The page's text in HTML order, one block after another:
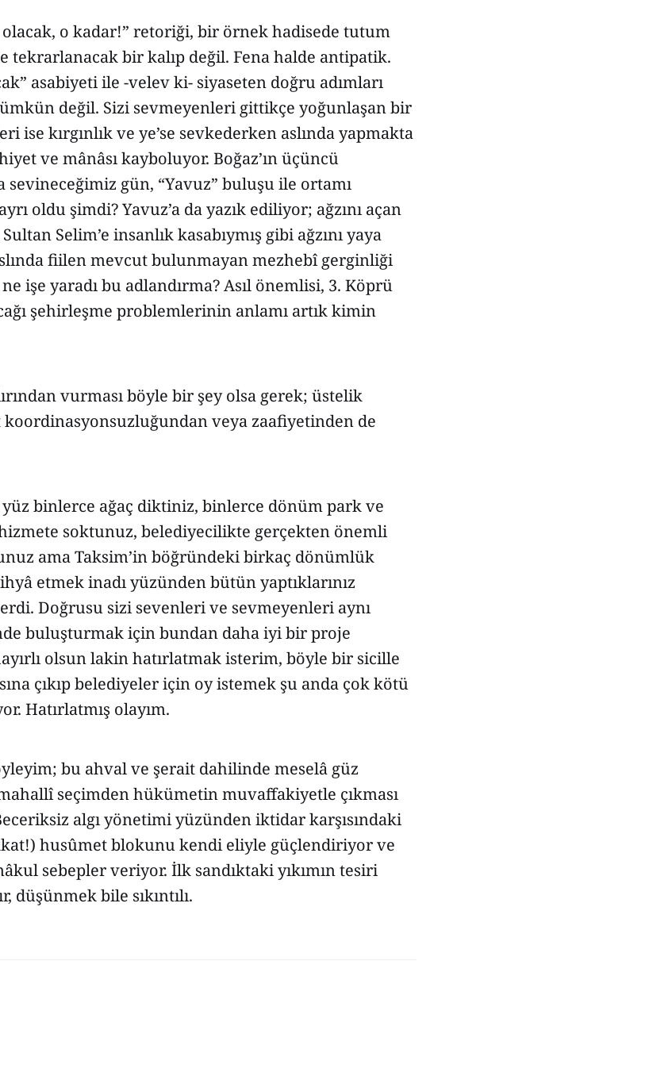
olacak, o kadar!” retoriği, bir örnek hadisede tutum
tekrarlanacak bir kalıp değil. Fena halde antipatik.
asabiyeti ile -velev ki- siyaseten doğru adımları
değil. Sizi sevmeyenleri gittikçe yoğunlaşan bir
ise kırgınlık ve ye’se sevkederken aslında yapmakta
ve mânâsı kayboluyor. Boğaz’ın üçüncü
sevineceğimiz gün, “Yavuz” buluşu ile ortamı
oldu şimdi? Yavuz’a da yazık ediliyor; ağzını açan
Selim’e insanlık kasabıymış gibi ağzını yaya
fiilen mevcut bulunmayan mezhebî gerginliği
işe yaradı bu adlandırma? Asıl önemlisi, 3. Köprü
şehirleşme problemlerinin anlamı artık kimin
vurması böyle bir şey olsa gerek; üstelik
veya zaafiyetinden de
binlerce ağaç diktiniz, binlerce dönüm park ve
soktunuz, belediyecilikte gerçekten önemli
ama Taksim’in böğründeki birkaç dönümlük
etmek inadı yüzünden bütün yaptıklarınız
Doğrusu sizi sevenleri ve sevmeyenleri aynı
buluşturmak için bundan daha iyi bir proje
olsun lakin hatırlatmak isterim, böyle bir sicille
çıkıp belediyeler için oy istemek şu anda çok kötü
Hatırlatmış olayım.
bu ahval ve şerait dahilinde meselâ güz
seçimden hükümetin muvaffakiyetle çıkması
algı yönetimi yüzünden iktidar karşısındaki
husûmet blokunu kendi eliyle güçlendiriyor ve
sebepler veriyor. İlk sandıktaki yıkımın tesiri
düşünmek bile sıkıntılı.